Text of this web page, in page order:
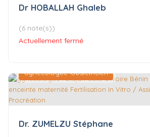
Dr HOBALLAH Ghaleb
(6 note(s))
Actuellement fermé
Gynécologue-Obstétricien
Dr. ZUMELZU Stéphane